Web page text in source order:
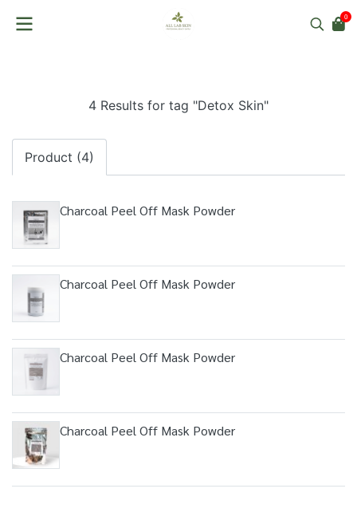
0
4 Results for tag "Detox Skin"
Product (4)
Charcoal Peel Off Mask Powder
Charcoal Peel Off Mask Powder
Charcoal Peel Off Mask Powder
Charcoal Peel Off Mask Powder